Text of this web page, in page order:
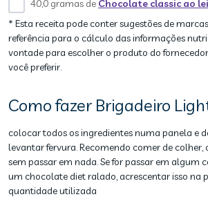
40,0 gramas de Chocolate classic ao
* Esta receita pode conter sugestões de
referência para o cálculo das informações
vontade para escolher o produto do
você preferir.
Como fazer Brigadeiro
colocar todos os ingredientes numa panela e
levantar fervura. Recomendo comer de
sem passar em nada. Se for passar em algum
um chocolate diet ralado, acrescentar isso na
quantidade utilizada